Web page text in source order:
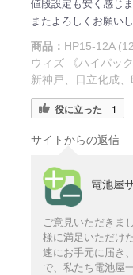
値段設定も安く感じま
またよろしくお願いし
商品： HP15-12A
ウィズ 《ハイパッ
新神戸、日立化成
役に立った 1
サイトからの返信
電池屋
ご意見いただきま
様に満足いただけ
速にお手元に届き
で、私たち電池屋